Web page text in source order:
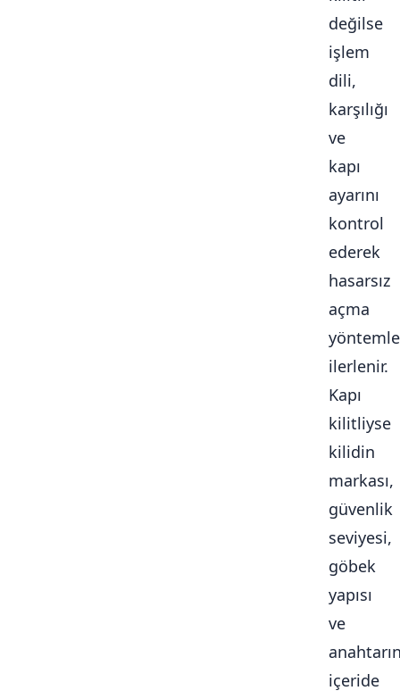
değilse
işlem
dili,
karşılığı
ve
kapı
ayarını
kontrol
ederek
hasarsız
açma
ilerlenir.
Kapı
kilitliyse
kilidin
markası,
güvenlik
seviyesi,
göbek
yapısı
ve
içeride